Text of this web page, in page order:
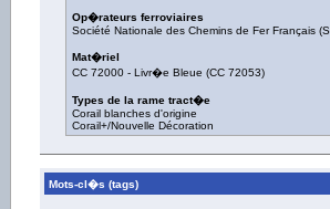
Op�rateurs ferroviaires
Société Nationale des Chemins de Fer Français
Mat�riel
CC 72000 - Livr�e Bleue (CC 72053)
Types de la rame tract�e
Corail blanches d'origine
Corail+/Nouvelle Décoration
Mots-cl�s (tags)